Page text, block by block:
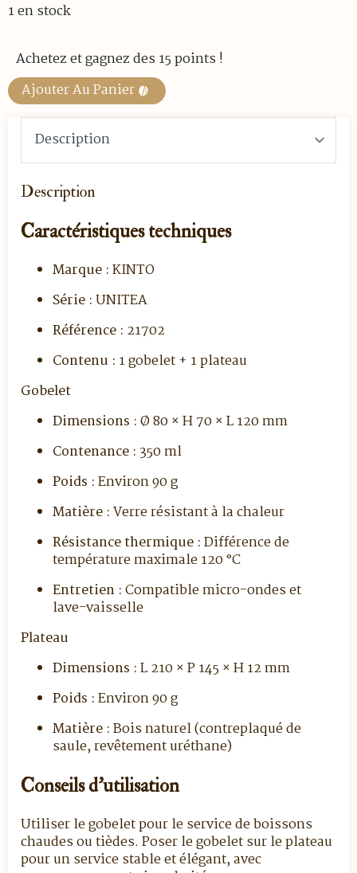
1 en stock
Achetez et gagnez des 15 points !
Ajouter Au Panier
Description
Caractéristiques techniques
Marque :KINTO
Série :UNITEA
Référence : 21702
Contenu : 1 gobelet + 1 plateau
Gobelet
Dimensions :Ø 80 × H 70 × L 120 mm
Contenance :350 ml
Poids :Environ 90 g
Matière :Verre résistant à la chaleur
Résistance thermique :Différence de
température maximale 120 °C
Entretien :Compatible micro-ondes et
lave-vaisselle
Plateau
Dimensions :L 210 × P 145 × H 12 mm
Poids :Environ 90 g
Matière :Bois naturel (contreplaqué de
saule, revêtement uréthane)
Conseils d’utilisation
Utiliser le gobelet pour le service de boissons
chaudes ou tièdes. Poser le gobelet sur le plateau
pour un service stable et élégant, avec